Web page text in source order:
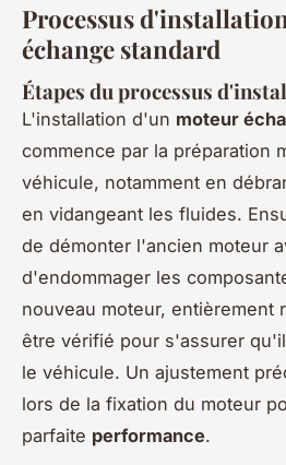
Processus
échange standard
Étapes du processus
L'installation d'un moteur
commence par la préparation
véhicule, notamment en
en vidangeant les fluides.
de démonter l'ancien moteur
d'endommager les
nouveau moteur, entièrement
être vérifié pour s'assurer
le véhicule. Un ajustement
lors de la fixation du moteur
parfaite performance.